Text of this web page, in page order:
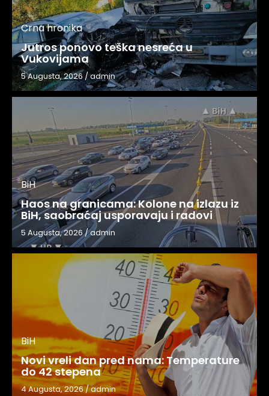
Crna hronika
Jutros ponovo teška nesreća u
Vukovijama
5 Augusta, 2026/admin
BiH
Haos na granicama: Kolone na izlazu iz
BiH, saobraćaj usporavaju i radovi
5 Augusta, 2026/admin
BiH
Novi vreli dan pred nama: Temperature
do 42 stepena
4 Augusta, 2026/admin